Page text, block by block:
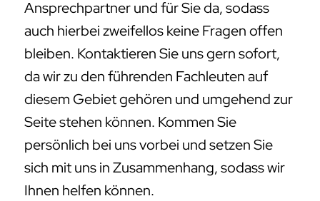
Ansprechpartner und für Sie da, sodass
auch hierbei zweifellos keine Fragen offen
bleiben. Kontaktieren Sie uns gern sofort,
da wir zu den führenden Fachleuten auf
diesem Gebiet gehören und umgehend zur
Seite stehen können. Kommen Sie
persönlich bei uns vorbei und setzen Sie
sich mit uns in Zusammenhang, sodass wir
Ihnen helfen können.